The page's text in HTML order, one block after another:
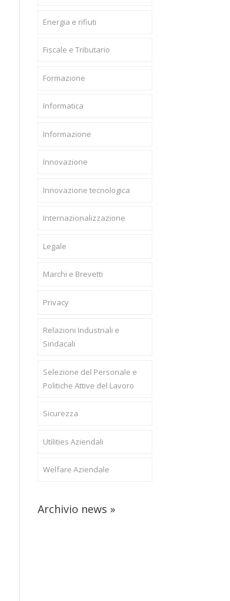
Energia e rifiuti
Fiscale e Tributario
Formazione
Informatica
Informazione
Innovazione
Innovazione tecnologica
Internazionalizzazione
Legale
Marchi e Brevetti
Privacy
Relazioni Industriali e
Sindacali
Selezione del Personale e
Politiche Attive del Lavoro
Sicurezza
Utilities Aziendali
Welfare Aziendale
Archivio news »